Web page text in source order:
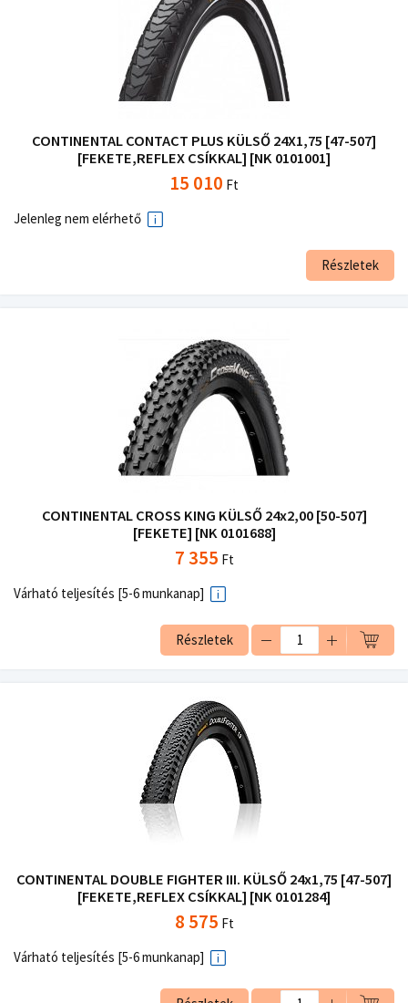
CONTINENTAL CONTACT PLUS KÜLSŐ 24X1,75 [47-507]
[FEKETE,REFLEX CSÍKKAL] [NK 0101001]
15 010 Ft
Jelenleg nem elérhető
Részletek
CONTINENTAL CROSS KING KÜLSŐ 24x2,00 [50-507]
[FEKETE] [NK 0101688]
7 355 Ft
Várható teljesítés [5-6 munkanap]
Részletek
CONTINENTAL DOUBLE FIGHTER III. KÜLSŐ 24x1,75 [47-507]
[FEKETE,REFLEX CSÍKKAL] [NK 0101284]
8 575 Ft
Várható teljesítés [5-6 munkanap]